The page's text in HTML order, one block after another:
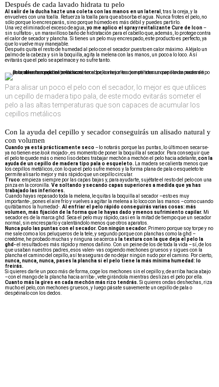
Después de cada lavado hidrata tu pelo
Al salir de la ducha hazte una coleta con las manos en un lateral
, tras la oreja, y la
envuelves con una toalla. Retuerza la toalla para que absorba el agua. Nunca frotes el pelo, no
sólo porque lo encresparás, sino porque húmedo es más débil y puedes partirlo.
Una vez eliminado el exceso de agua, yo me aplico el spray revitalizante Cure de Icon–
sin sulfatos-, un maravilloso baño de hidratación para el cabello que, además, lo protege contra
el calor de secador y plancha. Si tienes un pelo muy encrespado, este producto es perfecto, ya
que lo vuelve muy manejable.
Después quita el resto de humedad al pelo con el secador puesto en calor máximo. Aléjalo un
palmo de la cabeza y sin la boquilla, agita la melena con las manos, un poco a lo loco. Así
evitarás que el pelo se apelmace y no sufre tanto.
Para alisar un poco el pelo con el secador, lo mejor es que utilices
un cepillo de madera tipo pala, de este modo evitarás someter el
pelo a las altas temperaturas que son capaces de acumular los
cepillos metálicos
Con la ayuda del cepillo y secador conseguirás un alisado natural y
con volumen
Cuando ya está prácticamente seco –lo notarás porque las puntas, lo último en secarse-
ya no tienen eselook mojado-, es momento de poner la boquilla al secador. Para conseguir que
el pelo te quede más o meno liso debes trabajar mechón a mechón el pelo hacia adelante, con la
ayuda de un cepillo de madera tipo pala o esqueleto. La madera se calienta menos que
los cepillos metálicos, con lo que el pelo sufre menos y la forma plana de pala o esqueleto te
permite alisarlo mejor y más rápido que un cepillo circular.
Truco: empieza siempre por las capas bajas y, para ayudarte, sujétate el resto del pelo con una
pinza en la coronilla. Ve soltando y secando capas superiores a medida que ya has
trabajado las inferiores.
Cuando hayas repasado toda la melena, le quitas la boquilla al secador –esto es muy
importante-, pones el aire frío y vuelves a agitar la melena a lo loco con las manos –como cuando
quitábamos la humedad-. Al enfriar el pelo rápido conseguirás varias cosas: más
volumen, más fijación de la forma que le hayas dado y menos sufrimiento capilar. Mi
secador es de la marca ghd. Seca el pelo muy rápido, casi en la mitad de tiempo que un secador
normal, sin encresparlo y calentándolo menos que otros aparatos.
Nunca pulo las puntas con el secador. Con ningún secador. Primero porque soy torpe y no
me sale como a los peluqueros de la tele, y segundo porque con planchas como la ghd –
creédme, he probado muchas y ninguna se acerca a la textura con la que deja el pelo la
ghd-el resultado es más rápido y menos dañino. Con un peine de los de toda la vida –sí, de los
que usaban nuestros padres, esos valen- vas cogiendo mechones gruesos y sigues con la
plancha el camino del cepillo, así te aseguras de no dejar ningún nudo por el camino. Por cierto,
nunca, nunca, nunca, pases la plancha si el pelo tiene la más mínima humedad: lo
freirás.
Si quieres darle un poco más de forma, coge los mechones sin el cepillo y, de arriba hacia abajo
–con el mango de la plancha hacia arriba-, vete girándola mientras deslizas el pelo por ella.
Cuanto más la gires en cada mechón más rizo tendrás. Si quieres ondas deshechas, riza
mucho el pelo, con mechones gruesos, y luego pásate suavemente un cepillo de pala o
despéinalo con los dedos.